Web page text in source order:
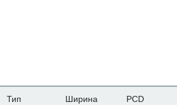
Тип Ширина PCD